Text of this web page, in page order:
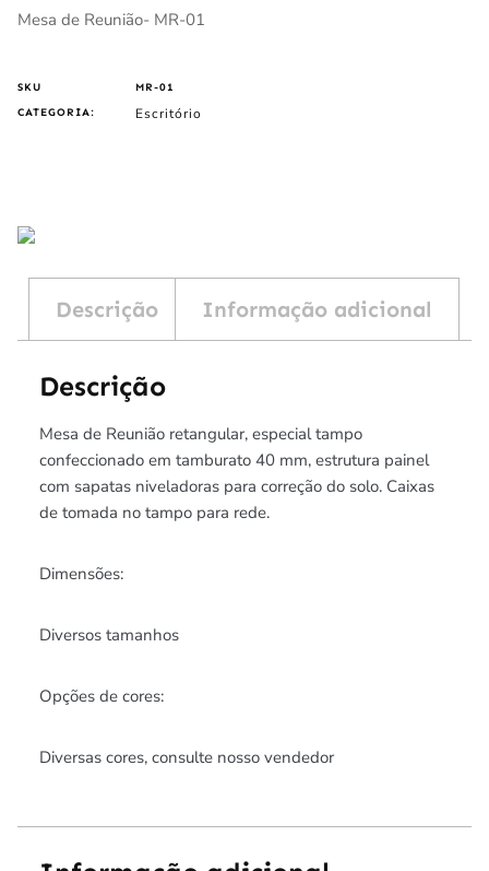
Mesa de Reunião- MR-01
SKU
MR-01
CATEGORIA:
Escritório
Descrição Informação adicional
Descrição
Mesa de Reunião retangular, especial tampo
confeccionado em tamburato 40 mm, estrutura painel
com sapatas niveladoras para correção do solo. Caixas
de tomada no tampo para rede.
Dimensões:
Diversos tamanhos
Opções de cores:
Diversas cores, consulte nosso vendedor